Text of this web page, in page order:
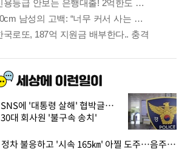
SNS에 '대통령 살해' 협박글…
30대 회사원 '불구속 송치'
· 정차 불응하고 '시속 165㎞' 아찔 도주…음주운전자 체포